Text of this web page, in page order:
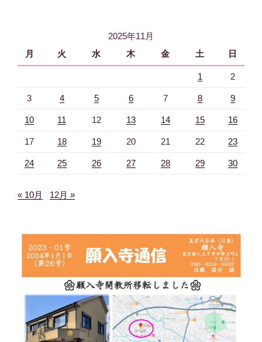
2025年11月
月
火 水 木 金 土 日
1 2
3 4 5 6 7 8 9
10 11 12 13 14 15 16
17 18 19 20 21 22 23
24 25 26 27 28 29 30
« 10月 12月 »